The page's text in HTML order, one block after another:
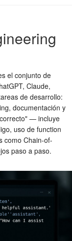
el conjunto de
Claude,
de desarrollo:
documentación y
— incluye
uso de function
como Chain-of-
paso a paso.